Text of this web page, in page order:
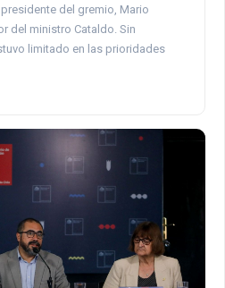
del gremio, Mario
del ministro Cataldo. Sin
limitado en las prioridades